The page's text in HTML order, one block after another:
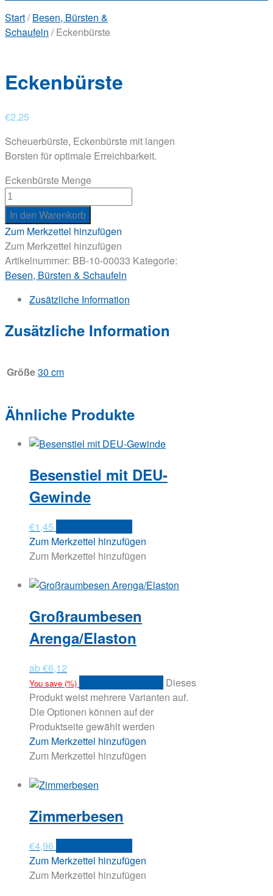
Start/Besen, Bürsten &
Schaufeln / Eckenbürste
Eckenbürste
€2,25
Scheuerbürste, Eckenbürste mit langen
Borsten für optimale Erreichbarkeit.
Eckenbürste Menge
In den Warenkorb
Zum Merkzettel hinzufügen
Zum Merkzettel hinzufügen
Artikelnummer: BB-10-00033 Kategorie:
Besen, Bürsten & Schaufeln
Zusätzliche Information
Zusätzliche Information
Größe30 cm
Ähnliche Produkte
Besenstiel mit DEU-
Gewinde
€1,45
Zum Merkzettel hinzufügen
Zum Merkzettel hinzufügen
Großraumbesen
Arenga/Elaston
ab€6,12
You save (%)
Dieses
Produkt weist mehrere Varianten auf.
Die Optionen können auf der
Produktseite gewählt werden
Zum Merkzettel hinzufügen
Zum Merkzettel hinzufügen
Zimmerbesen
€4,96
Zum Merkzettel hinzufügen
Zum Merkzettel hinzufügen